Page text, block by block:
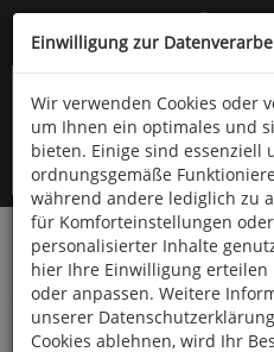
Kompletten Head der Seite
oder (06766)
Startseite Haushalt & Garten
Vogelfutter
Wildsamen
Einwilligung zur
Wir verwenden Cookies oder
um Ihnen ein optimales und
bieten. Einige sind essenziell
ordnungsgemäße
während andere lediglich zu
für Komforteinstellungen
personalisierter Inhalte
hier Ihre Einwilligung
oder anpassen. Weitere
unserer
Cookies ablehnen, wird Ihr